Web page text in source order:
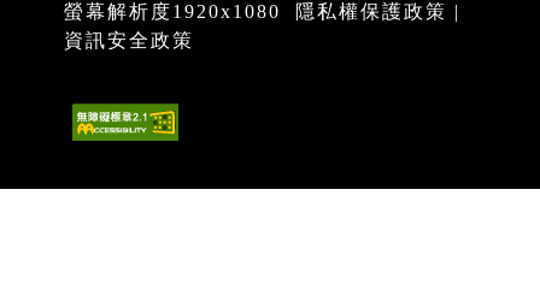
螢幕解析度1920x1080
隱私權保護政策 |
資訊安全政策